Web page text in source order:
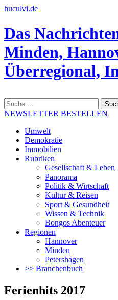
huculvi.de
Das
Minden,
Überregional,
nach:
NEWSLETTER BESTELLEN
Umwelt
Demokratie
Immobilien
Rubriken
Gesellschaft & Leben
Panorama
Politik & Wirtschaft
Kultur & Reisen
Sport & Gesundheit
Wissen & Technik
Bongos Abenteuer
Regionen
Hannover
Minden
Petershagen
>> Branchenbuch
Ferienhits 2017